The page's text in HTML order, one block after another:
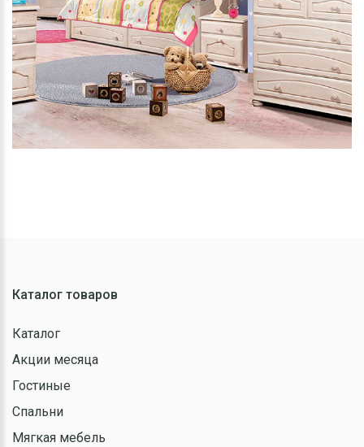
Каталог товаров
Каталог
Акции месяца
Гостиные
Спальни
Мягкая мебель